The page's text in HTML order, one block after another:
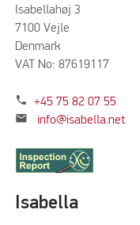
Isabellahøj 3
7100 Vejle
Denmark
VAT No: 87619117
phone +45 75 82 07 55
mail info@isabella.net
Isabella